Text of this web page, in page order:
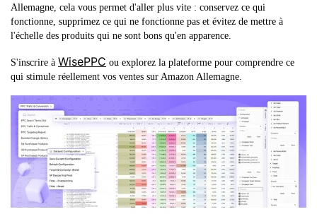
Allemagne, cela vous permet d'aller plus vite : conservez ce qui
fonctionne, supprimez ce qui ne fonctionne pas et évitez de mettre à
l'échelle des produits qui ne sont bons qu'en apparence.
S'inscrire à WisePPC ou explorez la plateforme pour comprendre ce
qui stimule réellement vos ventes sur Amazon Allemagne.